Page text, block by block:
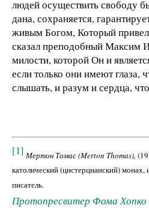
людей осуществить свободу
дана, сохраняется,
живым Богом, Который
сказал преподобный Максим
милости, которой Он и
если только они имеют глаза,
слышать, и разум и сердца,
[1] Мертон Томас (Merton Thomas),
католический (цистерцианский) монах,
писатель.
Протопресвитер Фома Хопко